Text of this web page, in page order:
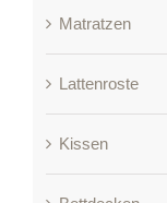
Matratzen
Lattenroste
Kissen